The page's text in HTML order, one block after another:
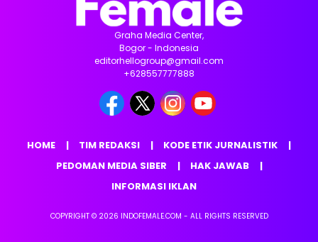
Graha Media Center,
Bogor - Indonesia
editorhellogroup@gmail.com
+628557777888
HOME TIM REDAKSI
KODE ETIK JURNALISTIK
PEDOMAN MEDIA SIBER
HAK JAWAB
INFORMASI IKLAN
COPYRIGHT © 2026 INDOFEMALE.COM - ALL RIGHTS RESERVED